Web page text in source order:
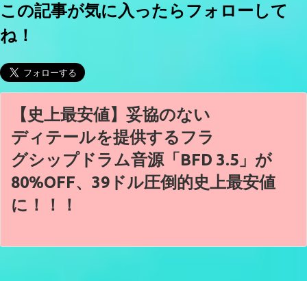
この記事が気に入ったらフォローして
ね！
【史上最安値】妥協のない
ディテールを提供するフラ
グシップドラム音源「BFD 3.5」が
80%OFF、39ドル圧倒的史上最安値
に！！！